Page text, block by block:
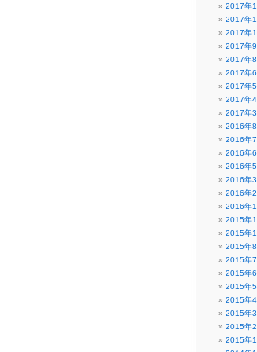
2017年
2017年
2017年
2017年9
2017年8
2017年6
2017年5
2017年4
2017年3
2016年8
2016年7
2016年6
2016年5
2016年3
2016年2
2016年1
2015年
2015年
2015年8
2015年7
2015年6
2015年5
2015年4
2015年3
2015年2
2015年1